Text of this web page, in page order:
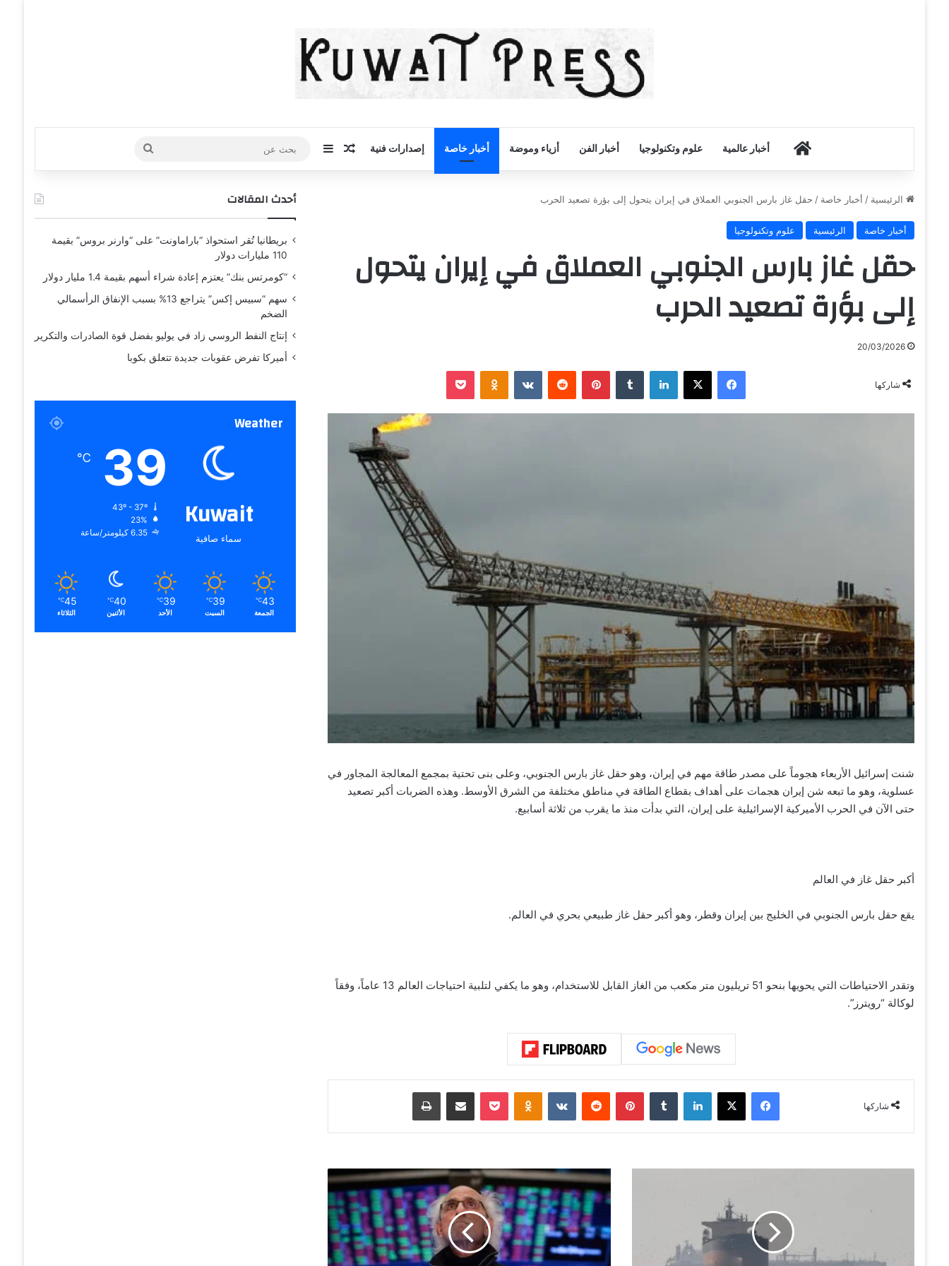
أخبار الكويت
أخبار عالمية علوم وتكنولوجيا أخبار الفن أزياء وموضة أخبار خاصة إصدارات فنية مقال عشوائي
إضافة عمود جانبي
بحث
عن
الرئيسية / أخبار خاصة / حقل غاز بارس الجنوبي العملاق في إيران يتحول إلى بؤرة تصعيد الحرب
أخبار خاصة الرئيسية علوم وتكنولوجيا
حقل غاز بارس الجنوبي العملاق في إيران يتحول
إلى بؤرة تصعيد الحرب
20/03/2026
شاركها
فيسبوك ‫X لينكدإن ‏Tumblr بينتيريست ‏Reddit
‏VKontakte
Odnoklassniki
‫Pocket
شنت إسرائيل الأربعاء هجوماً على مصدر طاقة مهم في إيران، وهو حقل غاز بارس الجنوبي، وعلى بنى تحتية بمجمع المعالجة المجاور في
عسلوية، وهو ما تبعه شن إيران هجمات على أهداف بقطاع الطاقة في مناطق مختلفة من الشرق الأوسط. وهذه الضربات أكبر تصعيد
حتى الآن في الحرب الأميركية الإسرائيلية على إيران، التي بدأت منذ ما يقرب من ثلاثة أسابيع.
أكبر حقل غاز في العالم
يقع حقل بارس الجنوبي في الخليج بين إيران وقطر، وهو أكبر حقل غاز طبيعي بحري في العالم.
وتقدر الاحتياطات التي يحويها بنحو 51 تريليون متر مكعب من الغاز القابل للاستخدام، وهو ما يكفي لتلبية احتياجات العالم 13 عاماً، وفقاً
لوكالة “رويترز”.
شاركها
فيسبوك ‫X لينكدإن ‏Tumblr بينتيريست ‏Reddit
‏VKontakte
Odnoklassniki
‫Pocket مشاركة عبر البريد طباعة
و
و
ل
س
ت
ر
أحدث المقالات
بريطانيا تُقر استحواذ “باراماونت” على “وارنر بروس” بقيمة
110 مليارات دولار
“كومرتس بنك” يعتزم إعادة شراء أسهم بقيمة 1.4 مليار دولار
سهم “سبيس إكس” يتراجع 13% بسبب الإنفاق الرأسمالي
الضخم
إنتاج النفط الروسي زاد في يوليو بفضل قوة الصادرات والتكرير
أميركا تفرض عقوبات جديدة تتعلق بكوبا
Weather
Kuwait
سماء صافية
39
℃
23%
6.35 كيلومتر/ساعة
43
℃
الجمعة
39
℃
السبت
39
℃
الأحد
40
℃
الأثنين
45
℃
الثلاثاء